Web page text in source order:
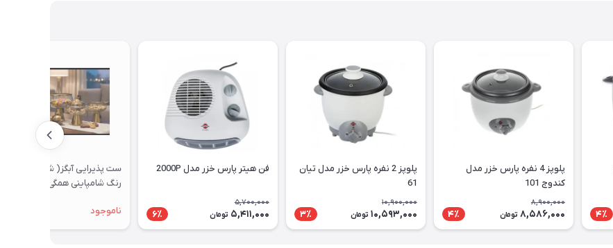
4٪
پلوپز 4 نفره پارس خزر مدل
کندوج 101
8,900,000
8,586,000 تومان 4٪
پلوپز 2 نفره پارس خزر مدل تیان
61
10,900,000
10,593,000 تومان 3٪
فن هیتر پارس خزر مدل 2000P
5,700,000
5,411,000 تومان 6٪
ست پذیرایی آبگز( شیشه ترک)
رنگ شامپاینی همگی پایه دار
ناموجود